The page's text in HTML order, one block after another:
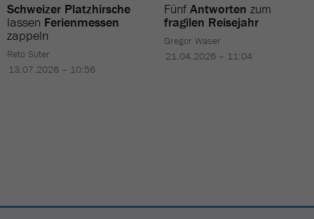
Schweizer Platzhirsche
lassen Ferienmessen
zappeln
Reto Suter
13.07.2026 – 10:56
FünfAntworten zum
fragilen Reisejahr
Gregor Waser
21.04.2026 – 11:04